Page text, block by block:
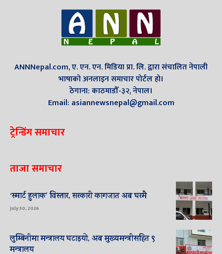
ANNNepal.com, ए. एन. एन. मिडिया प्रा. लि. द्वारा संचालित नेपाली
भाषाको अनलाइन समाचार पोर्टल हो।
ठेगाना: काठमाडौँ-३२, नेपाल।
Email: asiannewsnepal@gmail.com
ट्रेन्डिंग समाचार
ताजा समाचार
‘स्मार्ट हुलाक’ विस्तार, सरकारी कागजात अब घरमै
July 30, 2026
लुम्बिनीमा मन्त्रालय घटाइयो, अब मुख्यमन्त्रीसहित ९
मन्त्रालय